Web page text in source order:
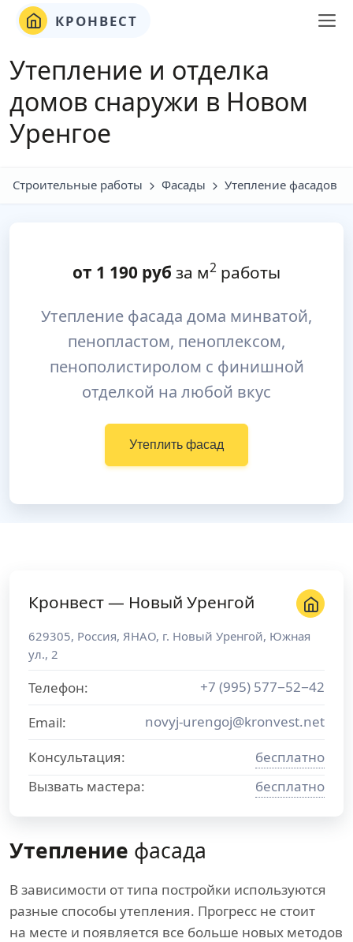
КРОНВЕСТ
Утепление и отделка
домов снаружи в Новом
Уренгое
Строительные работы Фасады Утепление фасадов
от 1 190 руб за м2 работы
Утепление фасада дома минватой,
пенопластом, пеноплексом,
пенополистиролом с финишной
отделкой на любой вкус
Утеплить фасад
Утепление фасада
В зависимости от типа постройки используются
разные способы утепления. Прогресс не стоит
на месте и появляется все больше новых методов
Кронвест — Новый Уренгой
629305, Россия, ЯНАО, г. Новый Уренгой, Южная
ул., 2
Телефон:
+7 (995) 577−52−42
Email:
novyj-urengoj@kronvest.net
Консультация:
бесплатно
Вызвать мастера:
бесплатно